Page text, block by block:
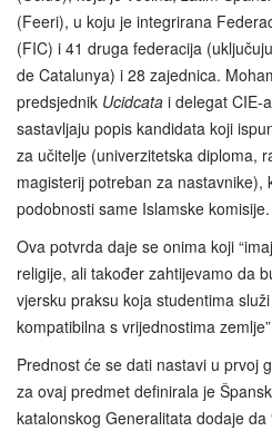
(Feeri), u koju je integrirana
(FIC) i 41 druga federacija
de Catalunya) i 28 zajednica.
predsjednik Ucidcata i delegat CIE-
sastavljaju popis kandidata koji
za učitelje (univerzitetska diploma,
magisterij potreban za nastavnike),
podobnosti same Islamske komisije.
Ova potvrda daje se onima koji
religije, ali također zahtijevamo da
vjersku praksu koja studentima
kompatibilna s vrijednostima
Prednost će se dati nastavi u prvoj
za ovaj predmet definirala je
katalonskog Generalitata dodaje